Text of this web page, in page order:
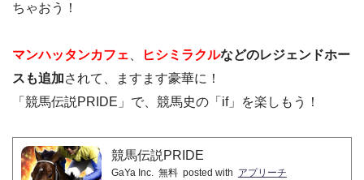
ちゃおう！
マンハッタンカフェ ヒシミラクルなどのレジェンドホー
スも追加されて、ますます豪華に！
「競馬伝説PRIDE」で、競馬史の「if」を楽しもう！
競馬伝説PRIDE
GaYa Inc. 無料 posted with アプリーチ